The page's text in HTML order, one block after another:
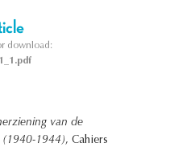
download:
van de
(1940-1944), Cahiers